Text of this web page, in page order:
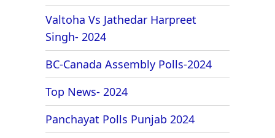
Valtoha Vs Jathedar Harpreet
Singh- 2024
BC-Canada Assembly Polls-2024
Top News- 2024
Panchayat Polls Punjab 2024